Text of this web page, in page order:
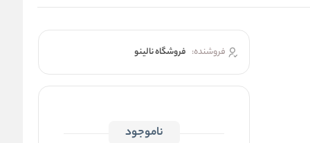
فروشنده: فروشگاه نالینو
ناموجود